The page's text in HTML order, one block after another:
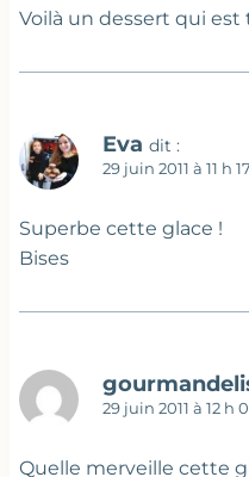
Voilà un dessert qui
Eva dit :
29 juin 2011 à 11 h
Superbe cette glace !
Bises
29 juin 2011 à 12 h
Quelle merveille cette